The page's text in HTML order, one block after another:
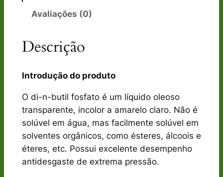
Avaliações (0)
Descrição
Introdução do produto
O di-n-butil fosfato é um líquido oleoso
transparente, incolor a amarelo claro. Não é
solúvel em água, mas facilmente solúvel em
solventes orgânicos, como ésteres, álcoois e
éteres, etc. Possui excelente desempenho
antidesgaste de extrema pressão.